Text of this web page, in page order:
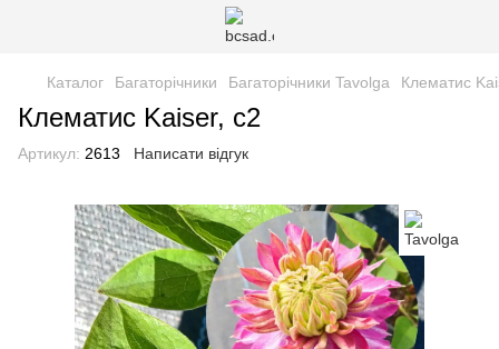
Каталог Багаторічники Багаторічники Tavolga Клематис
Клематис Kaiser, с2
Артикул: 2613 Написати відгук